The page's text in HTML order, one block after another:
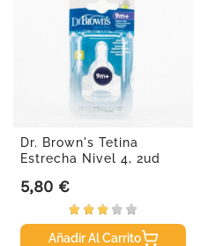
Dr. Brown's Tetina
Estrecha Nivel 4, 2ud
Precio
5,80 €
Añadir Al Carrito